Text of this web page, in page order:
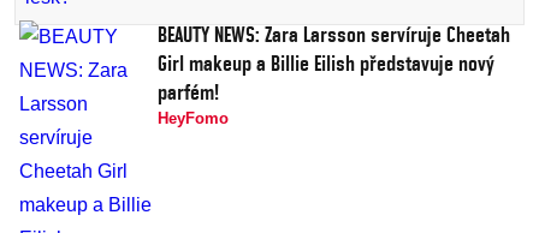
BEAUTY NEWS: Zara Larsson servíruje Cheetah
Girl makeup a Billie Eilish představuje nový
parfém!
HeyFomo